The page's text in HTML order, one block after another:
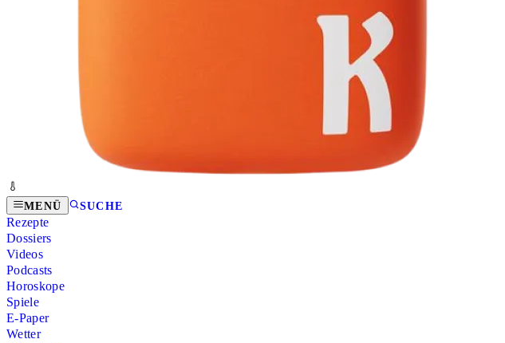
MENÜ SUCHE
Rezepte
Dossiers
Videos
Podcasts
Horoskope
Spiele
E-Paper
Wetter